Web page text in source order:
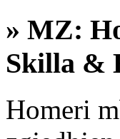
» MZ:
Skilla &
Homeri